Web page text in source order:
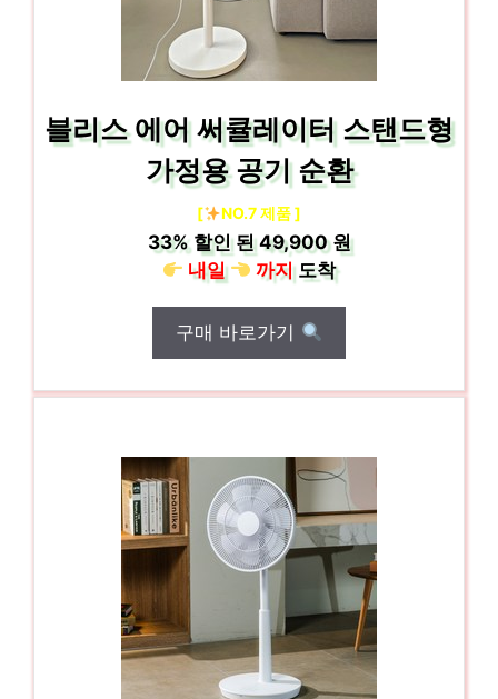
블리스 에어 써큘레이터 스탠드형
가정용 공기 순환
[ NO.7 제품 ]
33%할인 된49,900 원
내일
까지도착
구매 바로가기